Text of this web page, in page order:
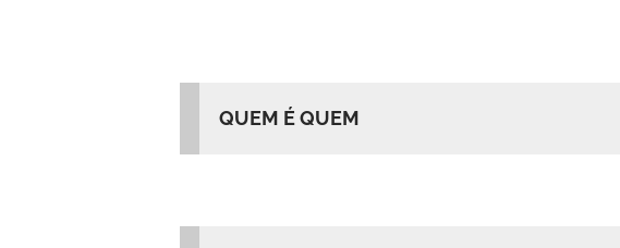
QUEM É QUEM